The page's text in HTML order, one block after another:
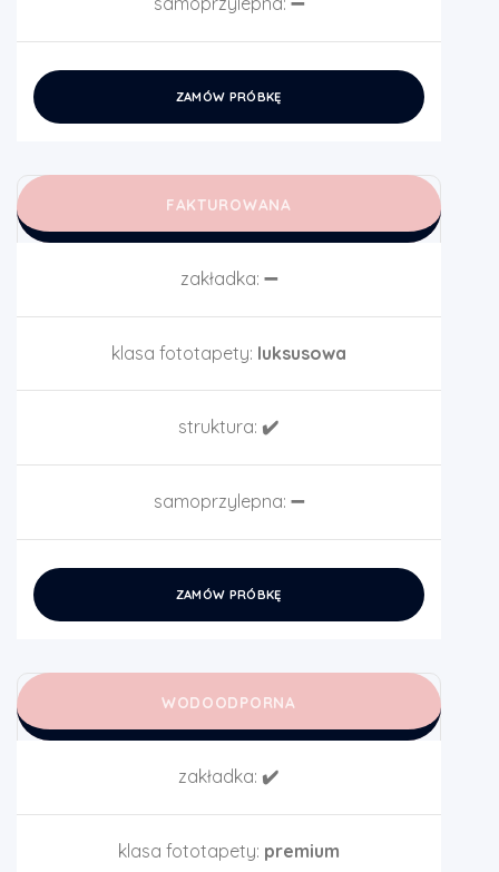
ZAMÓW PRÓBKĘ
FAKTUROWANA
zakładka: ➖
klasa fototapety: luksusowa
struktura: ✔️
samoprzylepna: ➖
ZAMÓW PRÓBKĘ
WODOODPORNA
zakładka: ✔️
klasa fototapety: premium